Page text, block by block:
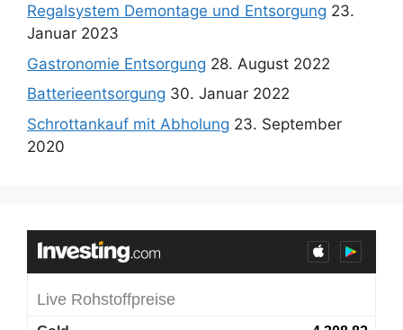
Regalsystem Demontage und Entsorgung 23.
Januar 2023
Gastronomie Entsorgung 28. August 2022
Batterieentsorgung 30. Januar 2022
Schrottankauf mit Abholung 23. September
2020